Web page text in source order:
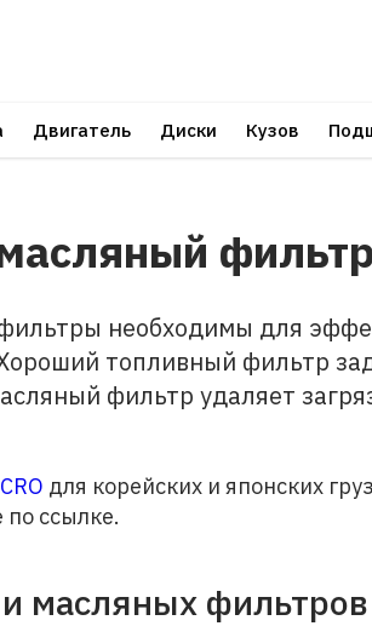
Двигатель Диски Кузов
необходимы для
топливный фильтр
фильтр удаляет
для корейских и японских
по ссылке.
масляных фильтров